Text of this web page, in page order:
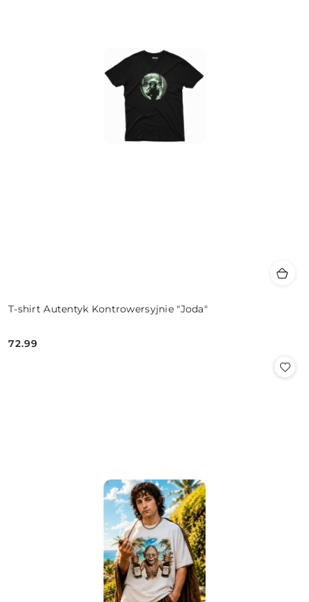
T-shirt Autentyk Kontrowersyjnie "Joda"
Cena:
72.99